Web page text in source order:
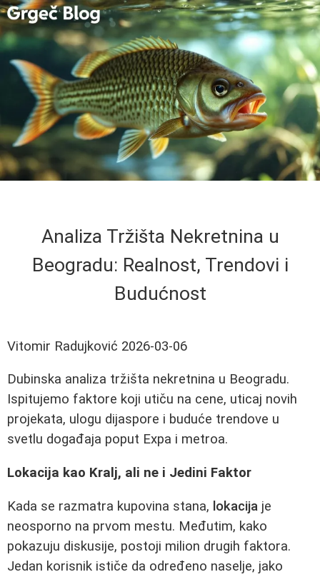
Analiza Tržišta Nekretnina u
Beogradu: Realnost, Trendovi i
Budućnost
Vitomir Radujković 2026-03-06
Dubinska analiza tržišta nekretnina u Beogradu.
Ispitujemo faktore koji utiču na cene, uticaj novih
projekata, ulogu dijasporе i buduće trendove u
svetlu događaja poput Expa i metroa.
Lokacija kao Kralj, ali ne i Jedini Faktor
Kada se razmatra kupovina stana, lokacija je
neosporno na prvom mestu. Međutim, kako
pokazuju diskusije, postoji milion drugih faktora.
Jedan korisnik ističe da određeno naselje, jako